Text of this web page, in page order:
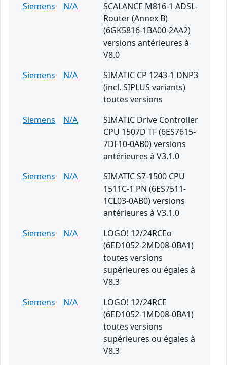
Siemens
N/A
SCALANCE M816-1 ADSL-
Router (Annex B)
(6GK5816-1BA00-2AA2)
versions antérieures à
V8.0
Siemens
N/A
SIMATIC CP 1243-1 DNP3
(incl. SIPLUS variants)
toutes versions
Siemens
N/A
SIMATIC Drive Controller
CPU 1507D TF (6ES7615-
7DF10-0AB0) versions
antérieures à V3.1.0
Siemens
N/A
SIMATIC S7-1500 CPU
1511C-1 PN (6ES7511-
1CL03-0AB0) versions
antérieures à V3.1.0
Siemens
N/A
LOGO! 12/24RCEo
(6ED1052-2MD08-0BA1)
toutes versions
supérieures ou égales à
V8.3
Siemens
N/A
LOGO! 12/24RCE
(6ED1052-1MD08-0BA1)
toutes versions
supérieures ou égales à
V8.3